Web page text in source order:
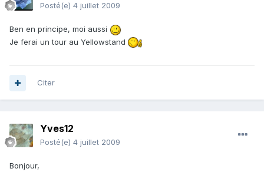
Posté(e) 4 juillet 2009
Ben en principe, moi aussi
Je ferai un tour au Yellowstand
Citer
Yves12
Posté(e) 4 juillet 2009
Bonjour,